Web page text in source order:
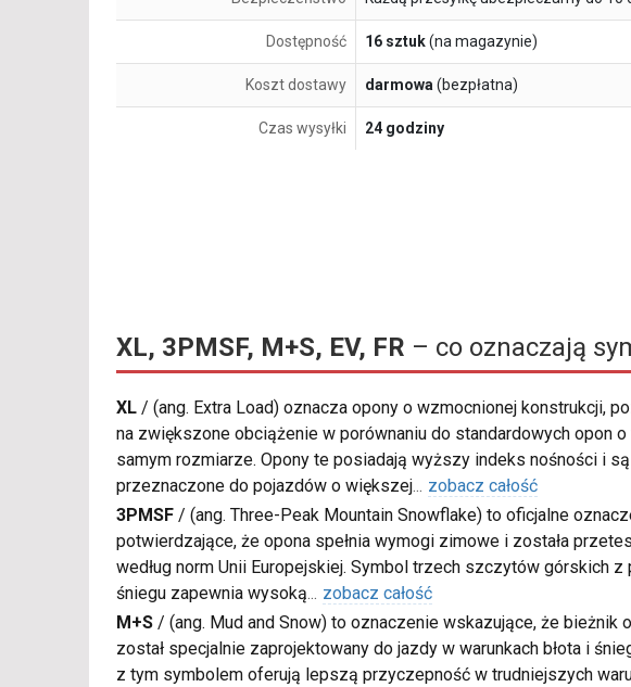
Dostępność 16 sztuk(na magazynie)
Koszt dostawy darmowa(bezpłatna)
Czas wysyłki 24 godziny
XL, 3PMSF, M+S, EV, FR – co oznaczają
XL / (ang. Extra Load) oznacza opony o wzmocnionej konstrukcji,
na zwiększone obciążenie w porównaniu do standardowych opon o
samym rozmiarze. Opony te posiadają wyższy indeks nośności i są
przeznaczone do pojazdów o większej... zobacz całość
3PMSF / (ang. Three-Peak Mountain Snowflake) to oficjalne
potwierdzające, że opona spełnia wymogi zimowe i została
według norm Unii Europejskiej. Symbol trzech szczytów górskich z
śniegu zapewnia wysoką... zobacz całość
M+S / (ang. Mud and Snow) to oznaczenie wskazujące, że bieżnik
został specjalnie zaprojektowany do jazdy w warunkach błota i
z tym symbolem oferują lepszą przyczepność w trudniejszych